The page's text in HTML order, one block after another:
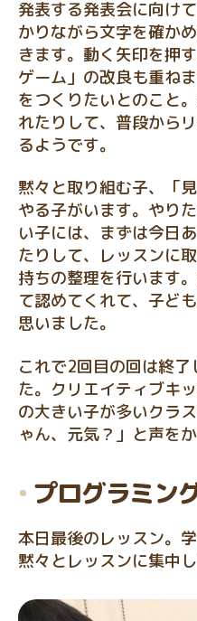
発表する発表会に向け
かりながら文字を確か
きます。動く矢印を押
ゲーム」の改良も重ね
をつくりたいとのこと
れたりして、普段から
るようです。
黙々と取り組む子、「
やる子がいます。やり
い子には、まずは今日
たりして、レッスンに
持ちの整理を行います
て認めてくれて、子ど
思いました。
これで2回目の回は終
た。クリエイティブキ
の大きい子が多いクラ
ゃん、元気？」と声をか
プログラミン
本日最後のレッスン。
黙々とレッスンに集中し